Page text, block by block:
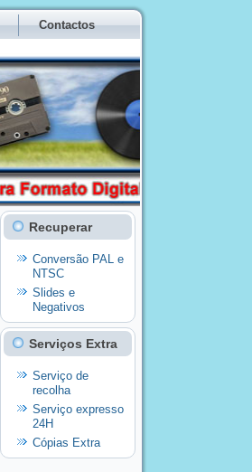
Contactos
Recuperar
Conversão PAL e
NTSC
Slides e
Negativos
Serviços Extra
Serviço de
recolha
Serviço expresso
24H
Cópias Extra